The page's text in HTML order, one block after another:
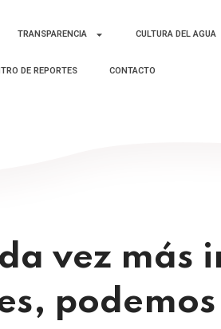
TRANSPARENCIA CULTURA DEL AGUA
DE REPORTES CONTACTO
vez más